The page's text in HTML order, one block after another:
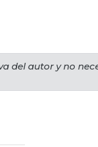
del autor y no